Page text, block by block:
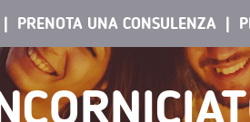
PRENOTA UNA CONSULENZA